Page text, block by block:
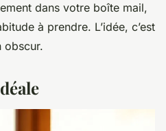
dans votre boîte mail,
à prendre. L’idée, c’est
obscur.